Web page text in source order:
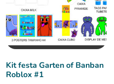
Kit festa Garten of Banban
Roblox #1